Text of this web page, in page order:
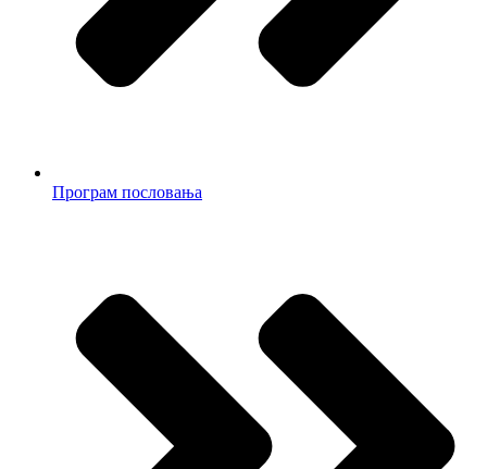
Програм пословања